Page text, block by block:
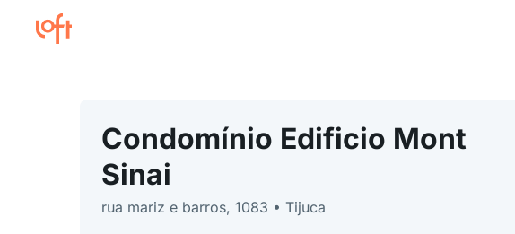
Condomínio Edificio Mont
Sinai
rua mariz e barros, 1083 • Tijuca